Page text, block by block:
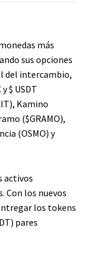
más
sus opciones
del intercambio,
y$ USDT
Kamino
($GRAMO),
(OSMO) y
activos
Con los nuevos
los tokens
) pares